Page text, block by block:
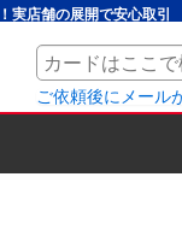
店舗の展開で安心取引
ご依頼後にメール